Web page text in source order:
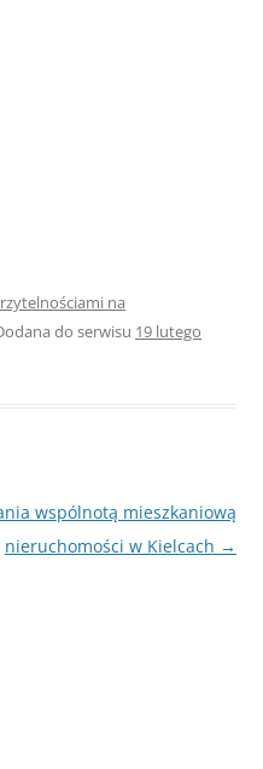
na
do serwisu 19 lutego
wspólnotą mieszkaniową
nieruchomości w Kielcach →